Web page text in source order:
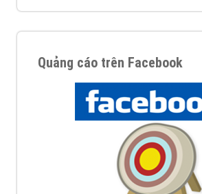
Quảng cáo trên Facebook